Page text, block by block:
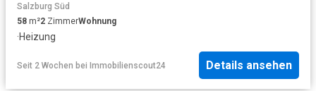
Salzburg Süd
58 m²2 ZimmerWohnung
·Heizung
Seit 2 Wochen bei Immobilienscout24 Details ansehen